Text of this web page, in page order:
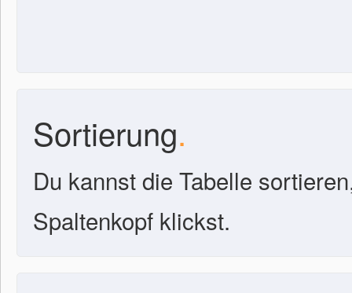
Sortierung.
Du kannst die Tabelle
Spaltenkopf klickst.